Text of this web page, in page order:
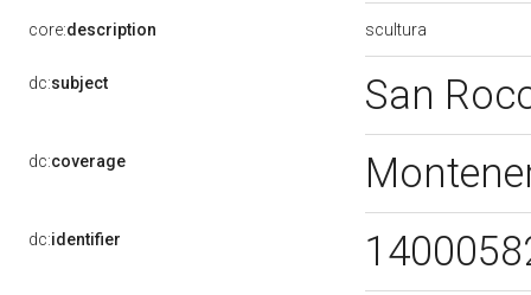
core:description scultura
dc:subject San
dc:coverage
dc:identifier